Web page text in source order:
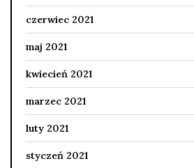
czerwiec 2021
maj 2021
kwiecień 2021
marzec 2021
luty 2021
styczeń 2021